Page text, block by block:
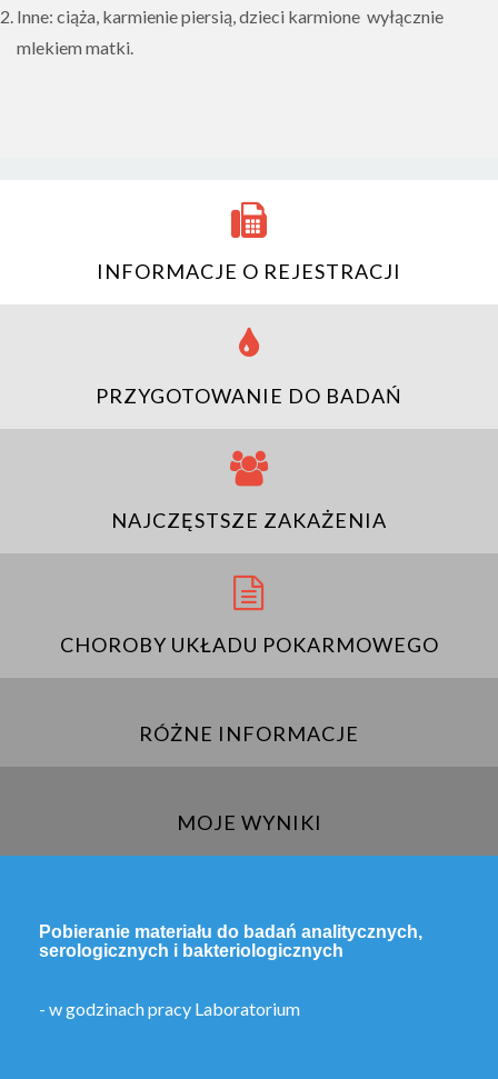
Inne: ciąża, karmienie piersią, dzieci karmione wyłącznie
mlekiem matki.
INFORMACJE O REJESTRACJI
PRZYGOTOWANIE DO BADAŃ
NAJCZĘSTSZE ZAKAŻENIA
CHOROBY UKŁADU POKARMOWEGO
RÓŻNE INFORMACJE
MOJE WYNIKI
Pobieranie materiału do badań analitycznych,
serologicznych i bakteriologicznych
- w godzinach pracy Laboratorium